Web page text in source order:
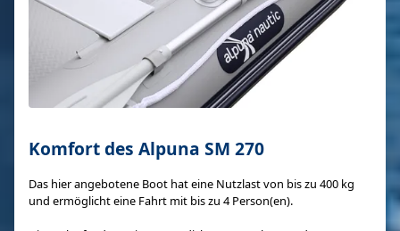
Komfort des Alpuna SM 270
Das hier angebotene Boot hat eine Nutzlast von bis zu 400 kg
und ermöglicht eine Fahrt mit bis zu 4 Person(en).